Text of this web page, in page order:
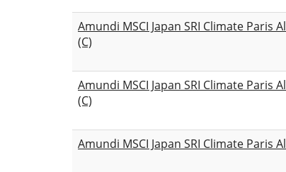
Amundi MSCI Japan SRI Climate Paris
(C)
Amundi MSCI Japan SRI Climate Paris
(C)
Amundi MSCI Japan SRI Climate Paris